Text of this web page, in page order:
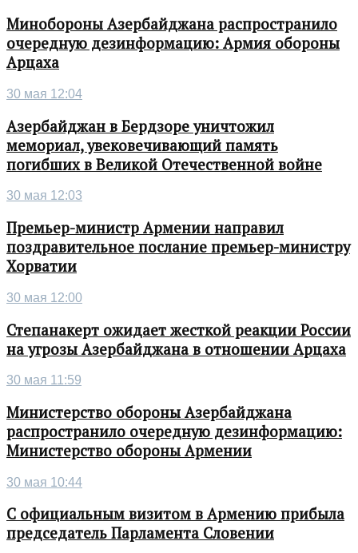
Минобороны Азербайджана распространило
очередную дезинформацию: Армия обороны
Арцаха
30 мая 12:04
Азербайджан в Бердзоре уничтожил
мемориал, увековечивающий память
погибших в Великой Отечественной войне
30 мая 12:03
Премьер-министр Армении направил
поздравительное послание премьер-министру
Хорватии
30 мая 12:00
Степанакерт ожидает жесткой реакции России
на угрозы Азербайджана в отношении Арцаха
30 мая 11:59
Министерство обороны Азербайджана
распространило очередную дезинформацию:
Министерство обороны Армении
30 мая 10:44
С официальным визитом в Армению прибыла
председатель Парламента Словении